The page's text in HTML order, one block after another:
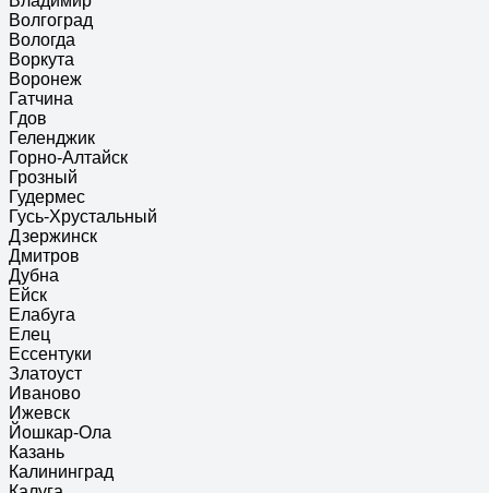
Волгоград
Вологда
Воркута
Воронеж
Гатчина
Гдов
Геленджик
Горно-Алтайск
Грозный
Гудермес
Гусь-Хрустальный
Дзержинск
Дмитров
Дубна
Ейск
Елабуга
Елец
Ессентуки
Златоуст
Иваново
Ижевск
Йошкар-Ола
Казань
Калининград